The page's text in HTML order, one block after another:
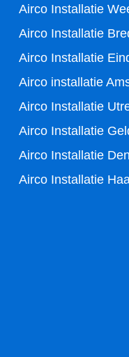
o
k
-
f
Airco Installatie
Airco Installatie
Airco Installatie
Airco installatie
Airco Installatie
Airco Installatie
Airco Installatie
Airco Installatie